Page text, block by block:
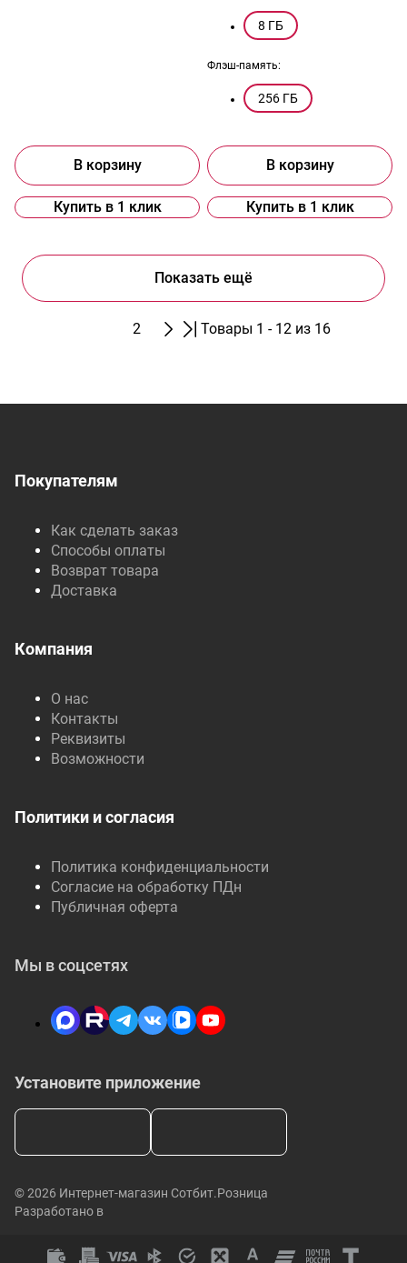
В корзину
Купить в 1 клик
8 ГБ
Флэш-память:
256 ГБ
В корзину
Купить в 1 клик
Показать ещё
2 Товары 1 - 12 из 16
Покупателям
Как сделать заказ
Способы оплаты
Возврат товара
Доставка
Компания
О нас
Контакты
Реквизиты
Возможности
Политики и согласия
Политика конфиденциальности
Согласие на обработку ПДн
Публичная оферта
Установите приложение
Мы в соцсетях
© 2026 Интернет-магазин Сотбит.Розница
Разработано в